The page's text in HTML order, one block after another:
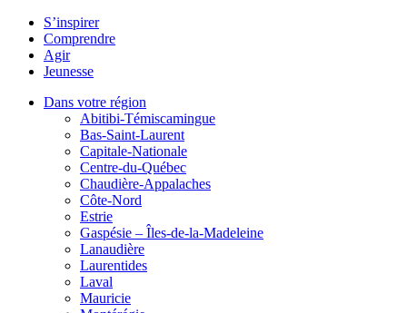
S’inspirer
Comprendre
Agir
Jeunesse
Dans votre région
Abitibi-Témiscamingue
Bas-Saint-Laurent
Capitale-Nationale
Centre-du-Québec
Chaudière-Appalaches
Côte-Nord
Estrie
Gaspésie – Îles-de-la-Madeleine
Lanaudière
Laurentides
Laval
Mauricie